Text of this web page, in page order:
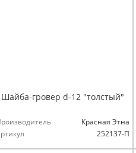
Шайба-гровер d-12 "толстый"
Красная Этна
252137-П